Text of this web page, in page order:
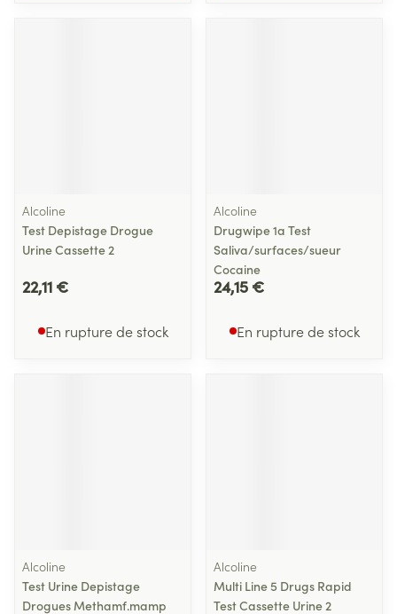
Alcoline
Test Depistage Drogue
Urine Cassette 2
22,11 €
En rupture de stock
Alcoline
Drugwipe 1a Test
Saliva/surfaces/sueur
Cocaine
24,15 €
En rupture de stock
Alcoline
Test Urine Depistage
Drogues Methamf.mamp
Alcoline
Multi Line 5 Drugs Rapid
Test Cassette Urine 2